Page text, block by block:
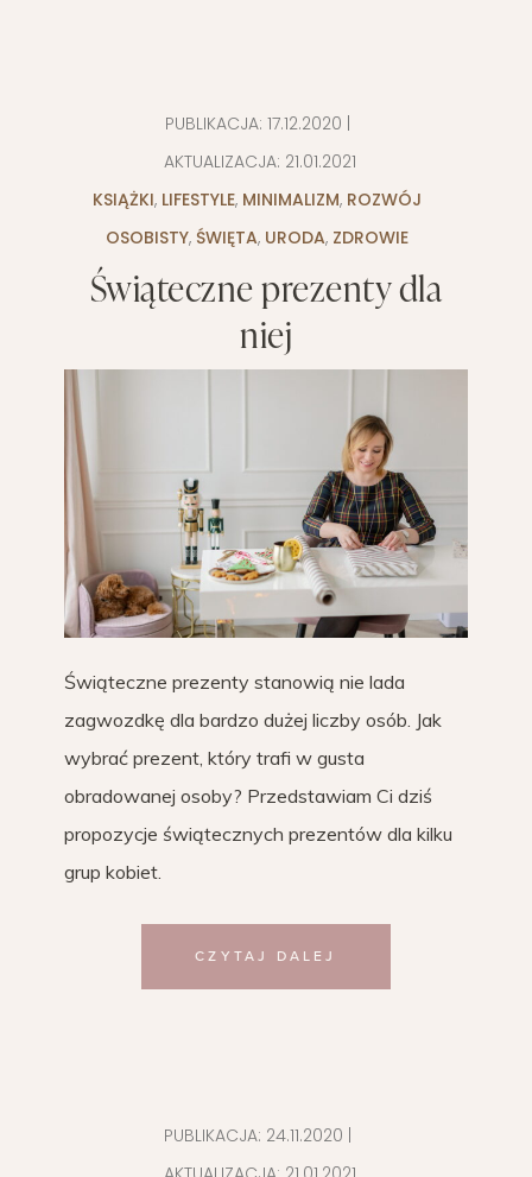
PUBLIKACJA: 17.12.2020
AKTUALIZACJA: 21.01.2021
KSIĄŻKI, LIFESTYLE, MINIMALIZM, ROZWÓJ
OSOBISTY, ŚWIĘTA, URODA, ZDROWIE
Świąteczne prezenty dla
niej
Świąteczne prezenty stanowią nie lada
zagwozdkę dla bardzo dużej liczby osób. Jak
wybrać prezent, który trafi w gusta
obradowanej osoby? Przedstawiam Ci dziś
propozycje świątecznych prezentów dla kilku
grup kobiet.
CZYTAJ DALEJ
PUBLIKACJA: 24.11.2020